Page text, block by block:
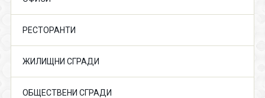
РЕСТОРАНТИ
ЖИЛИЩНИ СГРАДИ
ОБЩЕСТВЕНИ СГРАДИ